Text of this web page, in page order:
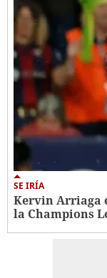
SE IRÍA
Kervin Arriaga
la Champions